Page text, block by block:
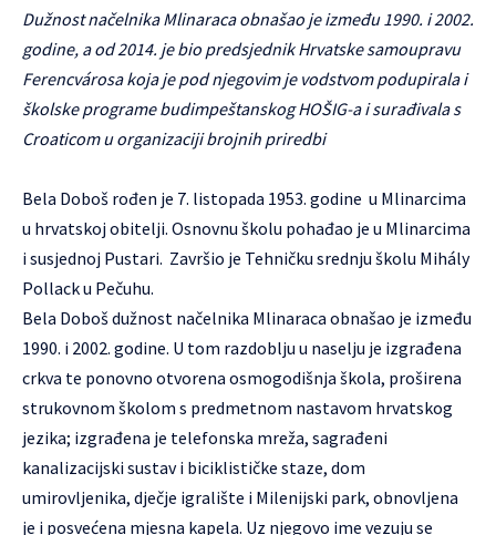
Dužnost načelnika Mlinaraca obnašao je između 1990. i 2002.
godine, a od 2014. je bio predsjednik Hrvatske samoupravu
Ferencvárosa koja je pod njegovim je vodstvom podupirala i
školske programe budimpeštanskog HOŠIG-a i surađivala s
Croaticom u organizaciji brojnih priredbi
Bela Doboš rođen je 7. listopada 1953. godine u Mlinarcima
u hrvatskoj obitelji. Osnovnu školu pohađao je u Mlinarcima
i susjednoj Pustari. Završio je Tehničku srednju školu Mihály
Pollack u Pečuhu.
Bela Doboš dužnost načelnika Mlinaraca obnašao je između
1990. i 2002. godine. U tom razdoblju u naselju je izgrađena
crkva te ponovno otvorena osmogodišnja škola, proširena
strukovnom školom s predmetnom nastavom hrvatskog
jezika; izgrađena je telefonska mreža, sagrađeni
kanalizacijski sustav i biciklističke staze, dom
umirovljenika, dječje igralište i Milenijski park, obnovljena
je i posvećena mjesna kapela. Uz njegovo ime vezuju se